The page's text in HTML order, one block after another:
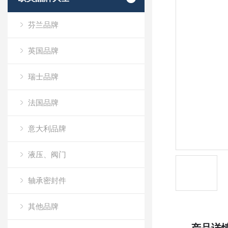
芬兰品牌
英国品牌
瑞士品牌
法国品牌
意大利品牌
液压、阀门
轴承密封件
其他品牌